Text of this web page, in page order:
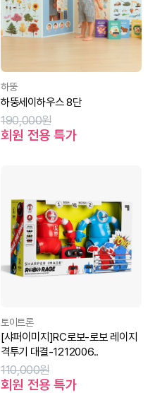
하뚱
하뚱세이하우스 8단
190,000원
회원 전용 특가
토이트론
[샤퍼이미지]RC로보-로보 레이지
격투기 대결-1212006..
110,000원
회원 전용 특가